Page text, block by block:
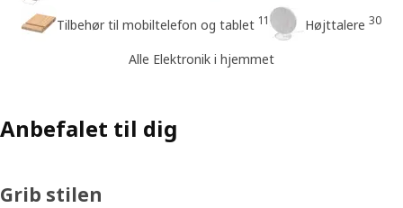
Tilbehør til mobiltelefon og tablet 11 Højttalere 30
Alle Elektronik i hjemmet
Anbefalet til dig
Grib stilen